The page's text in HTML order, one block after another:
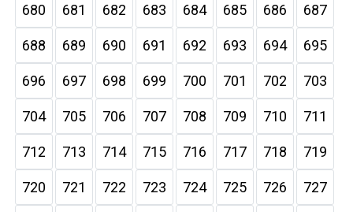
680 681 682 683 684 685 686 687
688 689 690 691 692 693 694 695
696 697 698 699 700 701 702 703
704 705 706 707 708 709 710 711
712 713 714 715 716 717 718 719
720 721 722 723 724 725 726 727